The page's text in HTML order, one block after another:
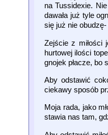
na Tussidexie.
dawała już tyle
się już nie
Zejście z miłości
hurtowej ilości
gnojek płacze, bo
Aby odstawić
ciekawy sposób
Moja rada, jako
stawia nas tam,